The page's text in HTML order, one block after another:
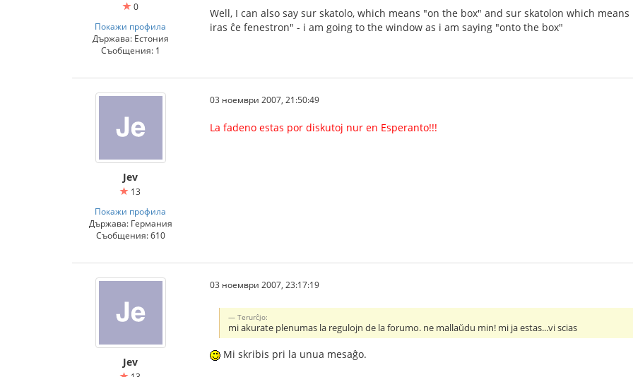
0
Покажи профила
Държава: Естония
Съобщения: 1
Well, I can also say sur skatolo, which means "on the box" and sur skatolon which
iras ĉe fenestron" - i am going to the window as i am saying "onto the box"
Jev
13
Покажи профила
Държава: Германия
Съобщения: 610
03 ноември 2007, 21:50:49
La fadeno estas por diskutoj nur en Esperanto!!!
Jev
03 ноември 2007, 23:17:19
Terurĉjo:
mi akurate plenumas la regulojn de la forumo. ne mallaŭdu min! mi ja estas...vi scias
Mi skribis pri la unua mesaĝo.